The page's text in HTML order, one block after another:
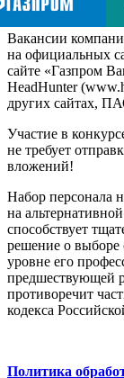
Вакансии
на официальных
сайте «Газпром
HeadHunter
других сайтах,
Участие в
не требует
вложений!
Набор персонала
на
способствует
решение о выборе
уровне его
предшествующей
противоречит
кодекса
Политика